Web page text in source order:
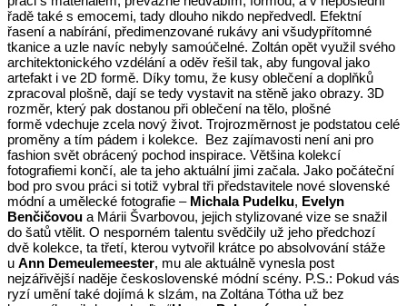
řadě také s emocemi, tady dlouho nikdo nepředvedl. Efektní
řasení a nabírání, předimenzované rukávy ani všudypřítomné
tkanice a uzle navíc nebyly samoúčelné. Zoltán opět využil svého
architektonického vzdélání a oděv řešil tak, aby fungoval jako
artefakt i ve 2D formě. Díky tomu, že kusy oblečení a doplňků
zpracoval plošně, dají se tedy vystavit na stěně jako obrazy. 3D
rozměr, který pak dostanou při oblečení na tělo, plošné
formě vdechuje zcela nový život. Trojrozměrnost je podstatou celé
proměny a tím pádem i kolekce. Bez zajímavosti není ani pro
fashion svět obrácený pochod inspirace. Většina kolekcí
fotografiemi končí, ale ta jeho aktuální jimi začala. Jako počáteční
bod pro svou práci si totiž vybral tři představitele nové slovenské
módní a umělecké fotografie – Michala Pudelku, Evelyn
Benčičovou a Márii Švarbovou, jejich stylizované vize se snažil
do šatů vtělit. O nesporném talentu svědčily už jeho předchozí
dvě kolekce, ta třetí, kterou vytvořil krátce po absolvování stáže
u Ann Demeulemeester, mu ale aktuálně vynesla post
nejzářivější naděje československé módní scény. P.S.: Pokud vás
ryzí umění také dojímá k slzám, na Zoltána Tótha už bez